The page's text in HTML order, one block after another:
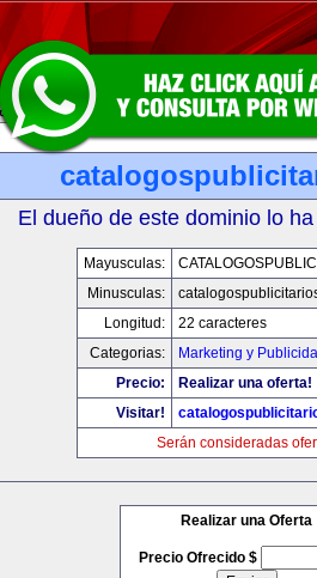
El dueño de este dominio lo
Mayusculas:
Minusculas:
Longitud:
22 caracteres
Categorias:
Marketing y
Precio:
Realizar una oferta!
Visitar!
Serán consideradas
Realizar una Oferta
Precio Ofrecido $